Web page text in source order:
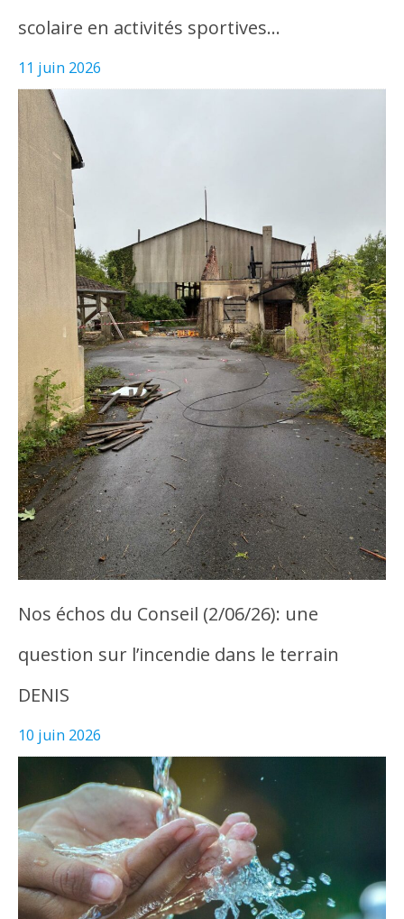
scolaire en activités sportives…
11 juin 2026
Nos échos du Conseil (2/06/26): une
question sur l’incendie dans le terrain
DENIS
10 juin 2026